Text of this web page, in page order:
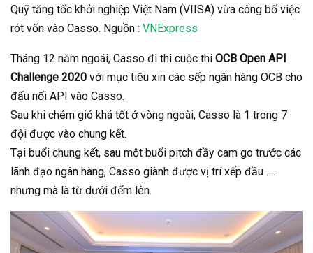
Quỹ tăng tốc khởi nghiệp Việt Nam (VIISA) vừa công bố việc
rót vốn vào Casso. Nguồn : VNExpress
Tháng 12 năm ngoái, Casso đi thi cuộc thi OCB Open API
Challenge 2020 với mục tiêu xin các sếp ngân hàng OCB cho
đấu nối API vào Casso.
Sau khi chém gió khá tốt ở vòng ngoài, Casso là 1 trong 7
đội được vào chung kết.
Tại buổi chung kết, sau một buổi pitch đầy cam go trước các
lãnh đạo ngân hàng, Casso giành được vị trí xếp đầu ….
nhưng mà là từ dưới đếm lên.